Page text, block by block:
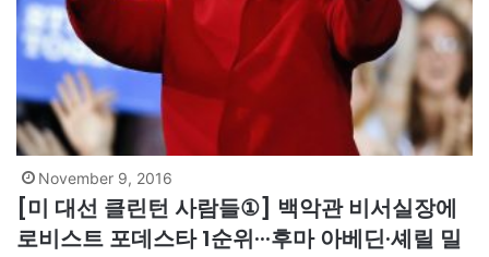
November 9, 2016
[미 대선 클린턴 사람들①] 백악관 비서실장에
로비스트 포데스타 1순위···후마 아베딘·셰릴 밀